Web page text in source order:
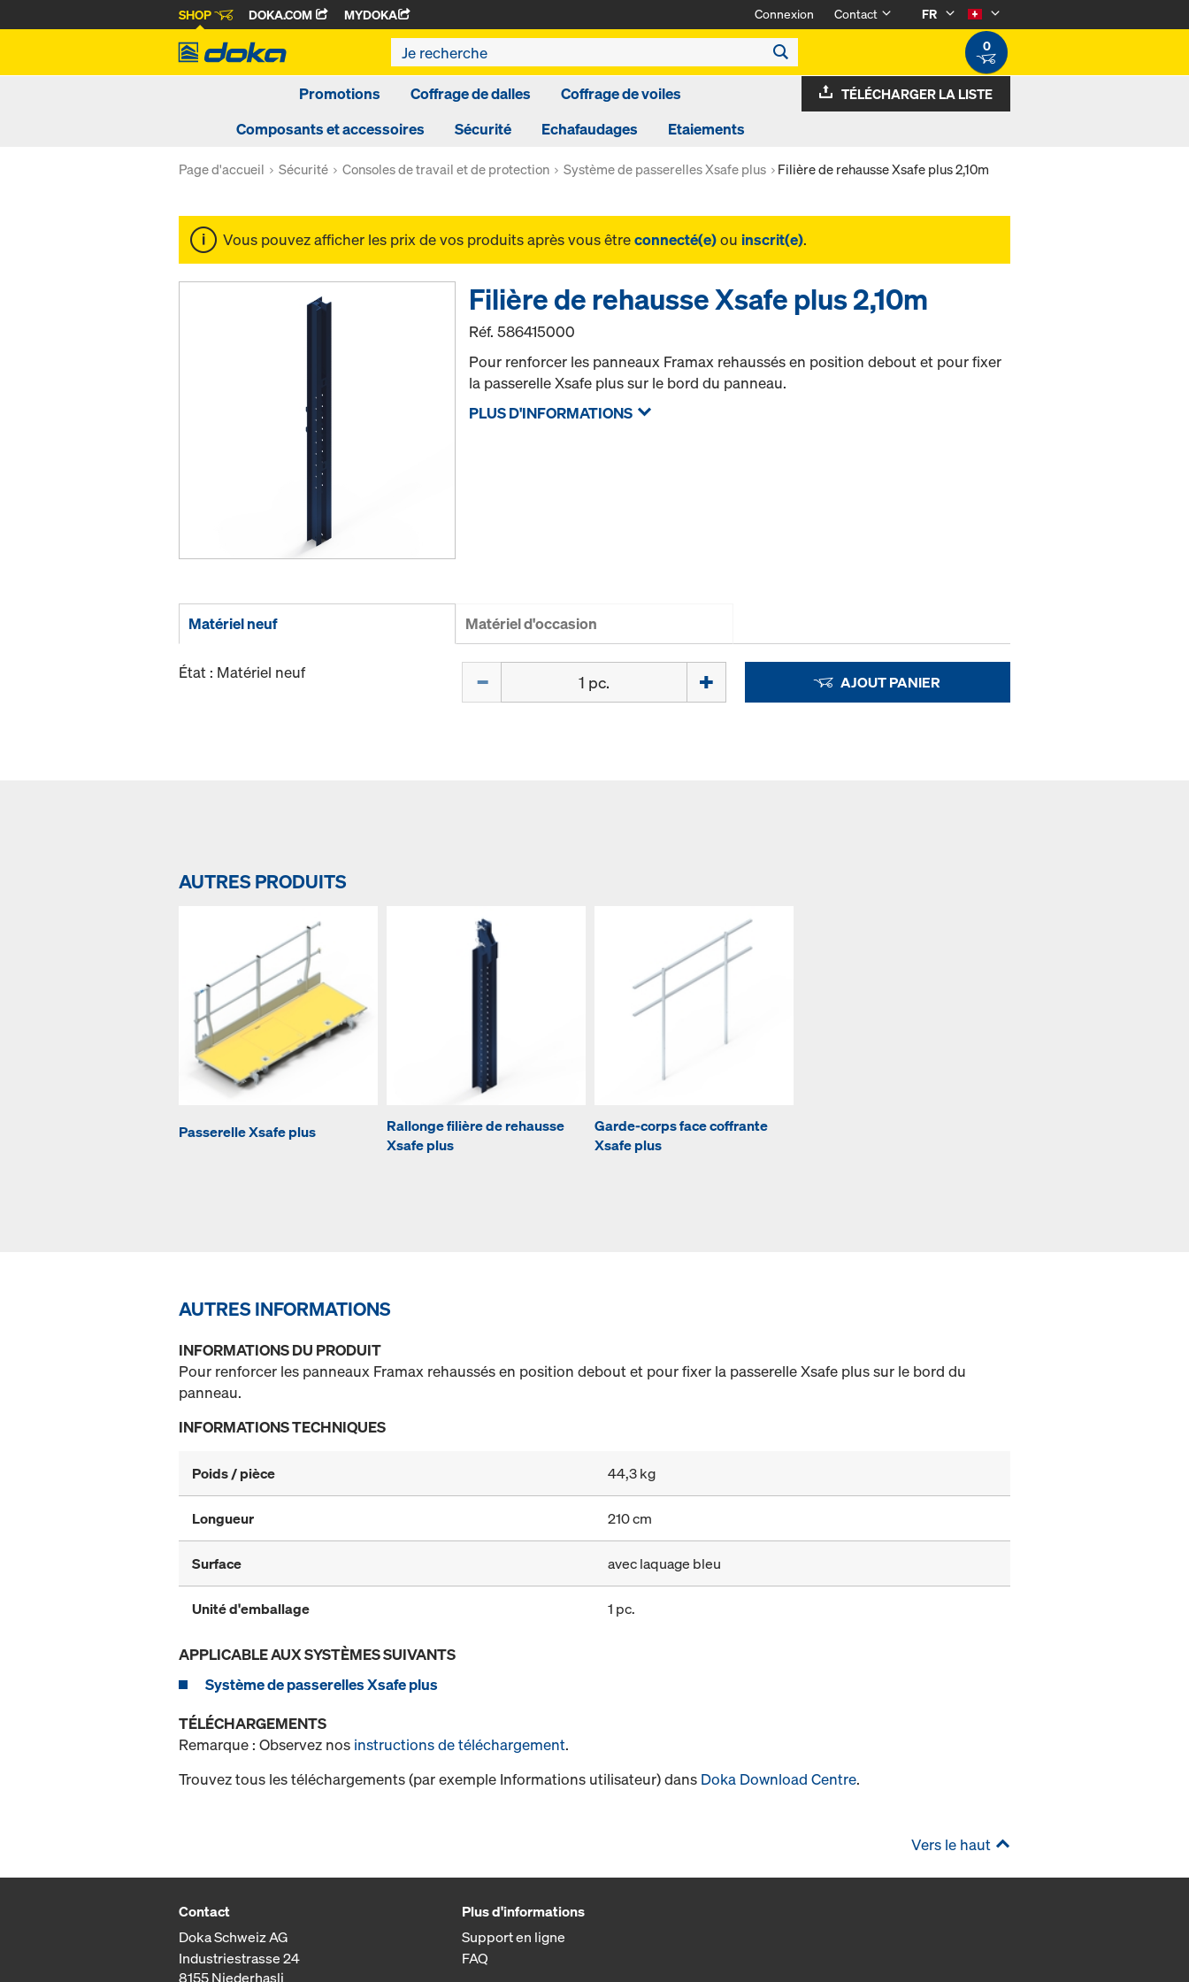
SHOP DOKA.COM MYDOKA Connexion Contact
FR
0
Promotions Coffrage de dalles
Coffrage de voiles
Composants et accessoires
Sécurité Echafaudages Etaiements
TÉLÉCHARGER LA LISTE
Page d'accueil Sécurité Consoles de travail et de protection Système de passerelles Xsafe plus Filière de rehausse Xsafe plus 2,10m
Vous pouvez afficher les prix de vos produits après vous êtreconnecté(e)ou inscrit(e).
Filière de rehausse Xsafe plus 2,10m
Réf.586415000
Pour renforcer les panneaux Framax rehaussés en position debout et pour fixer
la passerelle Xsafe plus sur le bord du panneau.
PLUS D'INFORMATIONS
Matériel neuf Matériel d'occasion
État : Matériel neuf AJOUT PANIER
AUTRES PRODUITS
Passerelle Xsafe plus
Rallonge filière de rehausse
Xsafe plus
Garde-corps face coffrante
Xsafe plus
AUTRES INFORMATIONS
INFORMATIONS DU PRODUIT
Pour renforcer les panneaux Framax rehaussés en position debout et pour fixer la passerelle Xsafe plus sur le bord du
panneau.
INFORMATIONS TECHNIQUES
Poids / pièce 44,3 kg
Longueur 210 cm
Surface avec laquage bleu
Unité d'emballage 1 pc.
APPLICABLE AUX SYSTÈMES SUIVANTS
Système de passerelles Xsafe plus
TÉLÉCHARGEMENTS
Remarque : Observez nos instructions de téléchargement.
Trouvez tous les téléchargements (par exemple Informations utilisateur) dans Doka Download Centre.
Vers le haut
Contact
Doka Schweiz AG
Industriestrasse 24
8155 Niederhasli
Plus d'informations
Support en ligne
FAQ